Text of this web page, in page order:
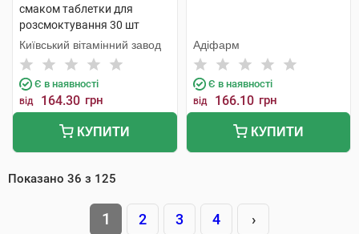
смаком таблетки для
розсмоктування 30 шт
Київський вітамінний завод
Є в наявності
від 164.30 грн
КУПИТИ
Адіфарм
Є в наявності
від 166.10 грн
КУПИТИ
Показано 36 з 125
1 2 3 4 ›